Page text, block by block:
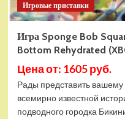
Игровые приставки
Игра Sponge Bob
Bottom Rehydrated
Цена от: 1605 руб.
Рады представить
всемирно известной
подводного городка